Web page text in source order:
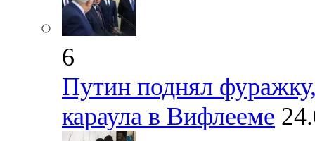
6
Путин поднял
караула в Вифлееме